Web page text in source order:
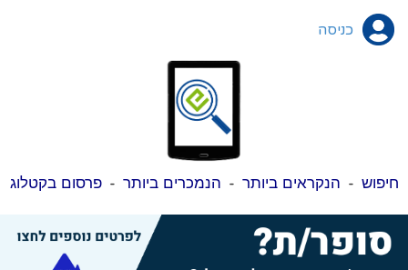
כניסה
חיפוש - הנקראים ביותר - הנמכרים ביותר -פרסום בקטלוג